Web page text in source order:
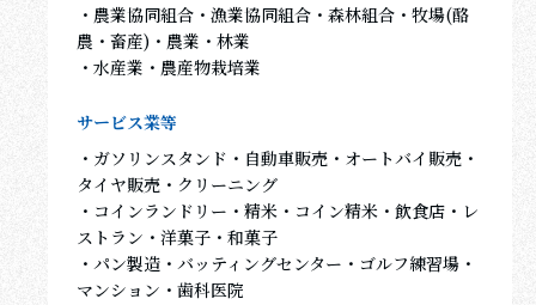
・農業協同組合・漁業協同組合・森林組合・牧場(酪
農・畜産)・農業・林業
・水産業・農産物栽培業
サービス業等
・ガソリンスタンド・自動車販売・オートバイ販売・
タイヤ販売・クリーニング
・コインランドリー・精米・コイン精米・飲食店・レ
ストラン・洋菓子・和菓子
・パン製造・バッティングセンター・ゴルフ練習場・
マンション・歯科医院